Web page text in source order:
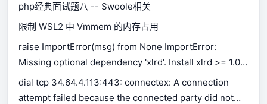
php经典面试题八 -- Swoole相关
限制 WSL2 中 Vmmem 的内存占用
raise ImportError(msg) from None ImportError:
Missing optional dependency 'xlrd'. Install xlrd >= 1.0.0
for Excel support Use pip or conda to install xlrd.
dial tcp 34.64.4.113:443: connectex: A connection
attempt failed because the connected party did not